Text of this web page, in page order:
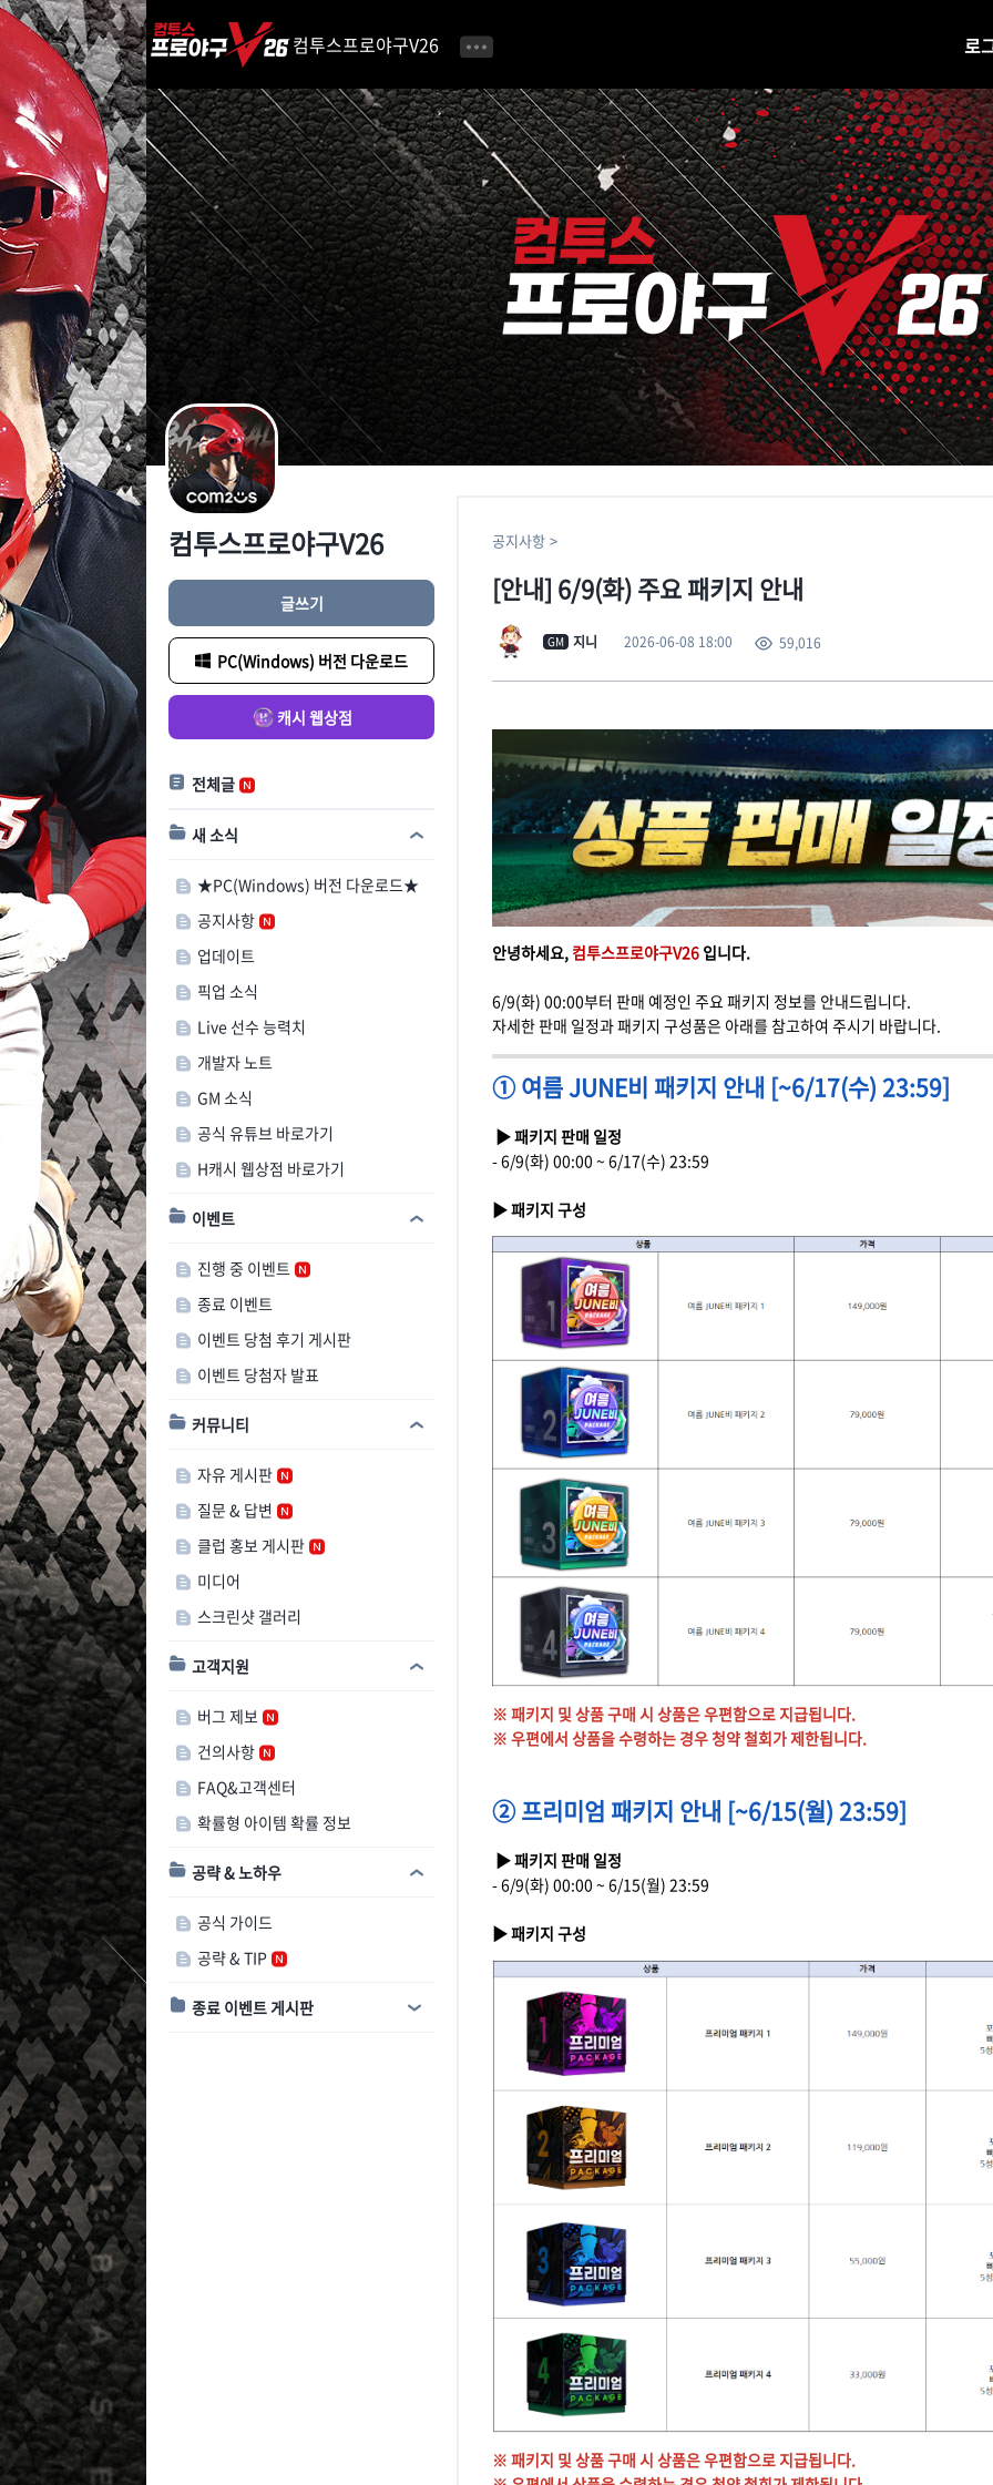
i
p
C
o
n
t
e
n
t
컴투스프로야구V26
공지사항 업데이트 진행 중 이벤트 H캐시 웹상점 바로가기
로
컴투스프로야구V26
글쓰기
PC(Windows) 버전 다운로드
캐시 웹상점
전체글
새 소식
★PC(Windows) 버전 다운로드★
공지사항
업데이트
픽업 소식
Live 선수 능력치
개발자 노트
GM 소식
공식 유튜브 바로가기
H캐시 웹상점 바로가기
이벤트
진행 중 이벤트
종료 이벤트
이벤트 당첨 후기 게시판
이벤트 당첨자 발표
커뮤니티
자유 게시판
질문 & 답변
클럽 홍보 게시판
미디어
스크린샷 갤러리
고객지원
버그 제보
건의사항
FAQ&고객센터
확률형 아이템 확률 정보
공략 & 노하우
공식 가이드
공략 & TIP
종료 이벤트 게시판
공지사항
[안내] 6/9(화) 주요 패키지 안내
GM 지니 2026-06-08 18:00 59,016
안녕하세요, 컴투스프로야구V26 입니다.
6/9(화) 00:00부터 판매 예정인 주요 패키지 정보를 안내드립니다.
자세한 판매 일정과 패키지 구성품은 아래를 참고하여 주시기 바랍니다.
① 여름 JUNE비 패키지 안내 [~6/17(수) 23:59]
▶ 패키지 판매 일정
- 6/9(화) 00:00 ~ 6/17(수) 23:59
▶ 패키지 구성
※ 패키지 및 상품 구매 시 상품은 우편함으로 지급됩니다.
※ 우편에서 상품을 수령하는 경우 청약 철회가 제한됩니다.
② 프리미엄 패키지 안내 [~6/15(월) 23:59]
▶ 패키지 판매 일정
- 6/9(화) 00:00 ~ 6/15(월) 23:59
▶ 패키지 구성
※ 패키지 및 상품 구매 시 상품은 우편함으로 지급됩니다.